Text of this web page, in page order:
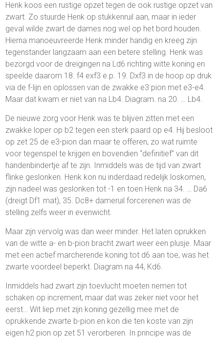
Henk koos een rustige opzet tegen de ook rustige opzet van
zwart. Zo stuurde Henk op stukkenruil aan, maar in ieder
geval wilde zwart de dames nog wel op het bord houden.
Hierna manoeuvreerde Henk minder handig en kreeg zijn
tegenstander langzaam aan een betere stelling. Henk was
bezorgd voor de dreigingen na Ld6 richting witte koning en
speelde daarom 18. f4 exf3 e.p. 19. Dxf3 in de hoop op druk
via de f-lijn en oplossen van de zwakke e3 pion met e3-e4.
Maar dat kwam er niet van na Lb4. Diagram. na 20. … Lb4.
De nieuwe zorg voor Henk was te blijven zitten met een
zwakke loper op b2 tegen een sterk paard op e4. Hij besloot
op zet 25 de e3-pion dan maar te offeren, zo wat ruimte
voor tegenspel te krijgen en bovendien “definitief” van dit
handenbindertje af te zijn. Inmiddels was de tijd van zwart
flinke geslonken. Henk kon nu inderdaad redelijk loskomen,
zijn nadeel was geslonken tot -1 en toen Henk na 34. … Da6
(dreigt Df1 mat), 35. Dc8+ dameruil forcerenen was de
stelling zelfs weer in evenwicht.
Maar zijn vervolg was dan weer minder. Het laten oprukken
van de witte a- en b-pion bracht zwart weer een plusje. Maar
met een actief marcherende koning tot d6 aan toe, was het
zwarte voordeel beperkt. Diagram na 44, Kd6.
Inmiddels had zwart zijn toevlucht moeten nemen tot
schaken op increment, maar dat was zeker niet voor het
eerst… Wit liep met zijn koning gezellig mee met de
oprukkende zwarte b-pion en kon die ten koste van zijn
eigen h2 pion op zet 51 verorberen. In principe was de